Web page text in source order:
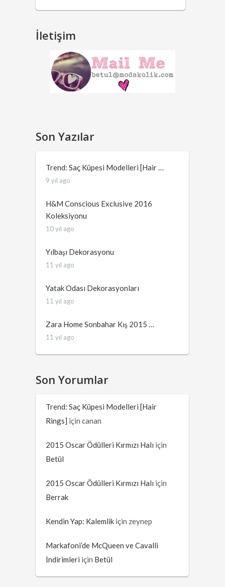
İletişim
Son Yazılar
Trend: Saç Küpesi Modelleri [Hair …
9 yıl ago
H&M Conscious Exclusive 2016
Koleksiyonu
10 yıl ago
Yılbaşı Dekorasyonu
11 yıl ago
Yatak Odası Dekorasyonları
11 yıl ago
Zara Home Sonbahar Kış 2015 …
11 yıl ago
Son Yorumlar
Trend: Saç Küpesi Modelleri [Hair
Rings] içincanan
2015 Oscar Ödülleri Kırmızı Halı için
Betül
2015 Oscar Ödülleri Kırmızı Halı için
Berrak
Kendin Yap: Kalemlik için zeynep
Markafoni’de McQueen ve Cavalli
İndirimleri için Betül